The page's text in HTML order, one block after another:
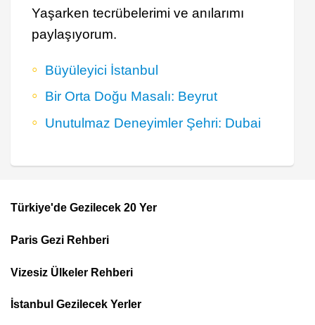
Yaşarken tecrübelerimi ve anılarımı
paylaşıyorum.
Büyüleyici İstanbul
Bir Orta Doğu Masalı: Beyrut
Unutulmaz Deneyimler Şehri: Dubai
Top
Menu
Türkiye'de Gezilecek 20 Yer
Paris Gezi Rehberi
Vizesiz Ülkeler Rehberi
İstanbul Gezilecek Yerler